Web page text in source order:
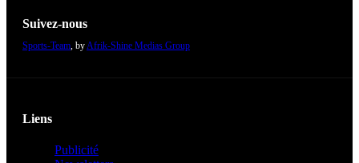
Suivez-nous
Sports-Team, byAfrik-Shine Medias Group
Liens
Publicité